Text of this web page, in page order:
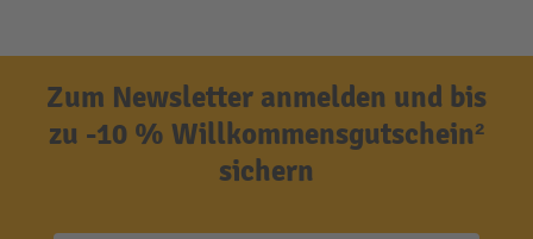
Zum Newsletter anmelden und bis
zu -10 % Willkommensgutschein²
sichern